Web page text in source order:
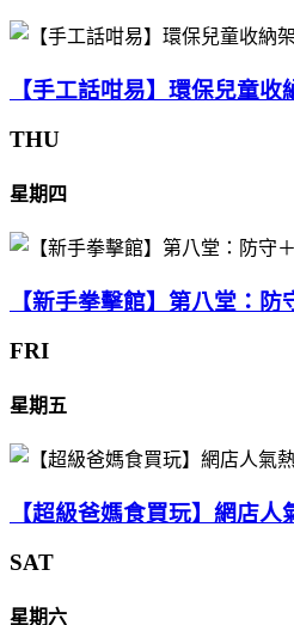
【手工話咁易】環保兒童收
THU
星期四
【新手拳擊館】第八堂：防
FRI
星期五
【超級爸媽食買玩】網店人
SAT
星期六